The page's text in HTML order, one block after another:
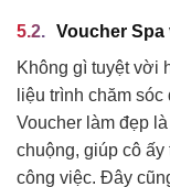
Voucher Spa
Không gì tuyệt vời
liệu trình chăm
Voucher làm đẹp là
chuộng, giúp cô
công việc. Đây